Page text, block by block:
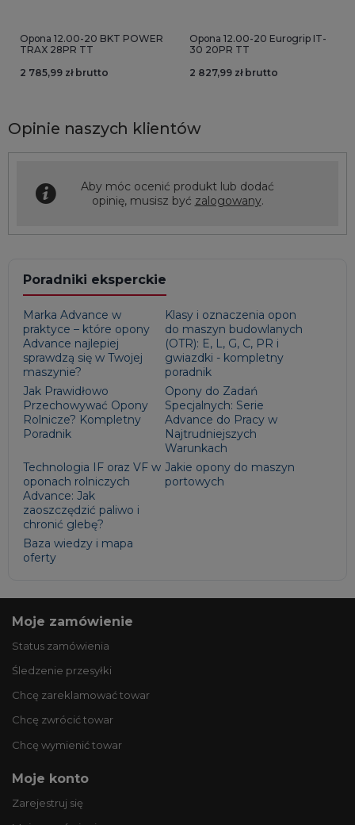
Opona 12.00-20 BKT POWER
TRAX 28PR TT
2 785,99 zł brutto
Opona 12.00-20 Eurogrip IT-
30 20PR TT
2 827,99 zł brutto
Opinie naszych klientów
Aby móc ocenić produkt lub dodać
opinię, musisz być zalogowany.
Poradniki eksperckie
Marka Advance w
praktyce – które opony
Advance najlepiej
sprawdzą się w Twojej
maszynie?
Klasy i oznaczenia opon
do maszyn budowlanych
(OTR): E, L, G, C, PR i
gwiazdki - kompletny
poradnik
Jak Prawidłowo
Przechowywać Opony
Rolnicze? Kompletny
Poradnik
Opony do Zadań
Specjalnych: Serie
Advance do Pracy w
Najtrudniejszych
Warunkach
Technologia IF oraz VF w
oponach rolniczych
Advance: Jak
zaoszczędzić paliwo i
chronić glebę?
Jakie opony do maszyn
portowych
Baza wiedzy i mapa
oferty
Moje zamówienie
Status zamówienia
Śledzenie przesyłki
Chcę zareklamować towar
Chcę zwrócić towar
Chcę wymienić towar
Moje konto
Zarejestruj się